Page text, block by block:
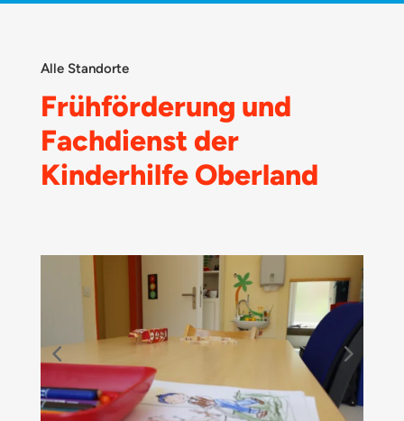
Alle Standorte
Frühförderung und
Fachdienst der
Kinderhilfe Oberland